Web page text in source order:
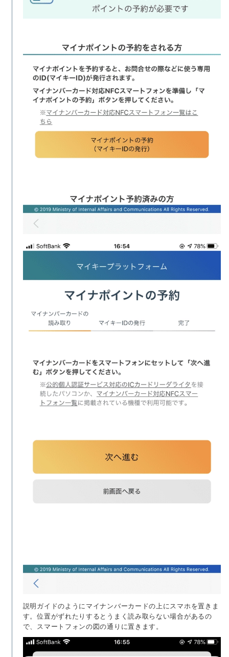
説明ガイドのようにマイナンバーカードの上にスマホを置きま
す。位置がずれたりするとうまく読み取らない場合があるの
で、スマートフォンの図の通りに置きます。